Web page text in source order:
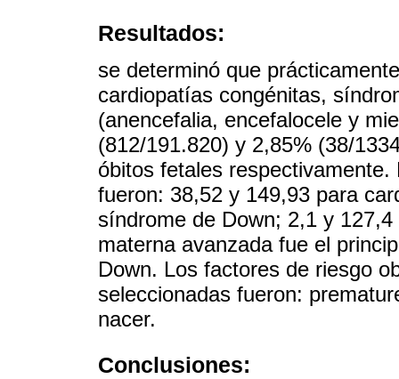
Resultados:
se determinó que
cardiopatías congénitas,
(anencefalia, encefalocele y
(812/191.820) y 2,85% (38/
óbitos fetales
fueron: 38,52 y 149,93 para
síndrome de Down; 2,1 y
materna avanzada fue el
Down. Los factores de riesgo
seleccionadas fueron:
nacer.
Conclusiones: